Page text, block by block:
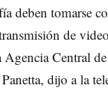
deben tomarse
de
Agencia Central
dijo a la